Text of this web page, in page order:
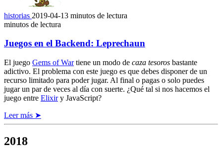
historias 2019-04-13 minutos de lectura
minutos de lectura
Juegos en el Backend: Leprechaun
El juego Gems of Wartiene un modo de caza tesoros bastante
adictivo. El problema con este juego es que debes disponer de un
recurso limitado para poder jugar. Al final o pagas o solo puedes
jugar un par de veces al día con suerte. ¿Qué tal si nos hacemos el
juego entre Elixiry JavaScript?
Leer más ➤
2018